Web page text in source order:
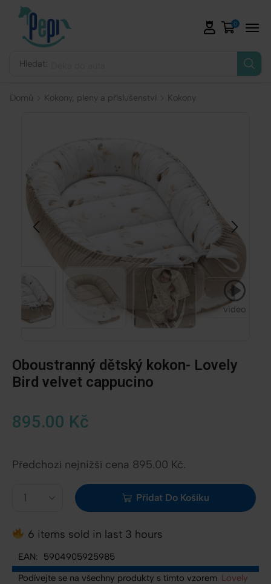
Hledat:
0
Domů Kokony, pleny a příslušenství Kokony
video
Oboustranný dětský kokon- Lovely
Bird velvet cappucino
895.00 Kč
Předchozí nejnižší cena 895.00 Kč.
Přidat Do Košíku
6 items sold in last 3 hours
EAN:
5904905925985
Podívejte se na všechny produkty s tímto vzorem Lovely